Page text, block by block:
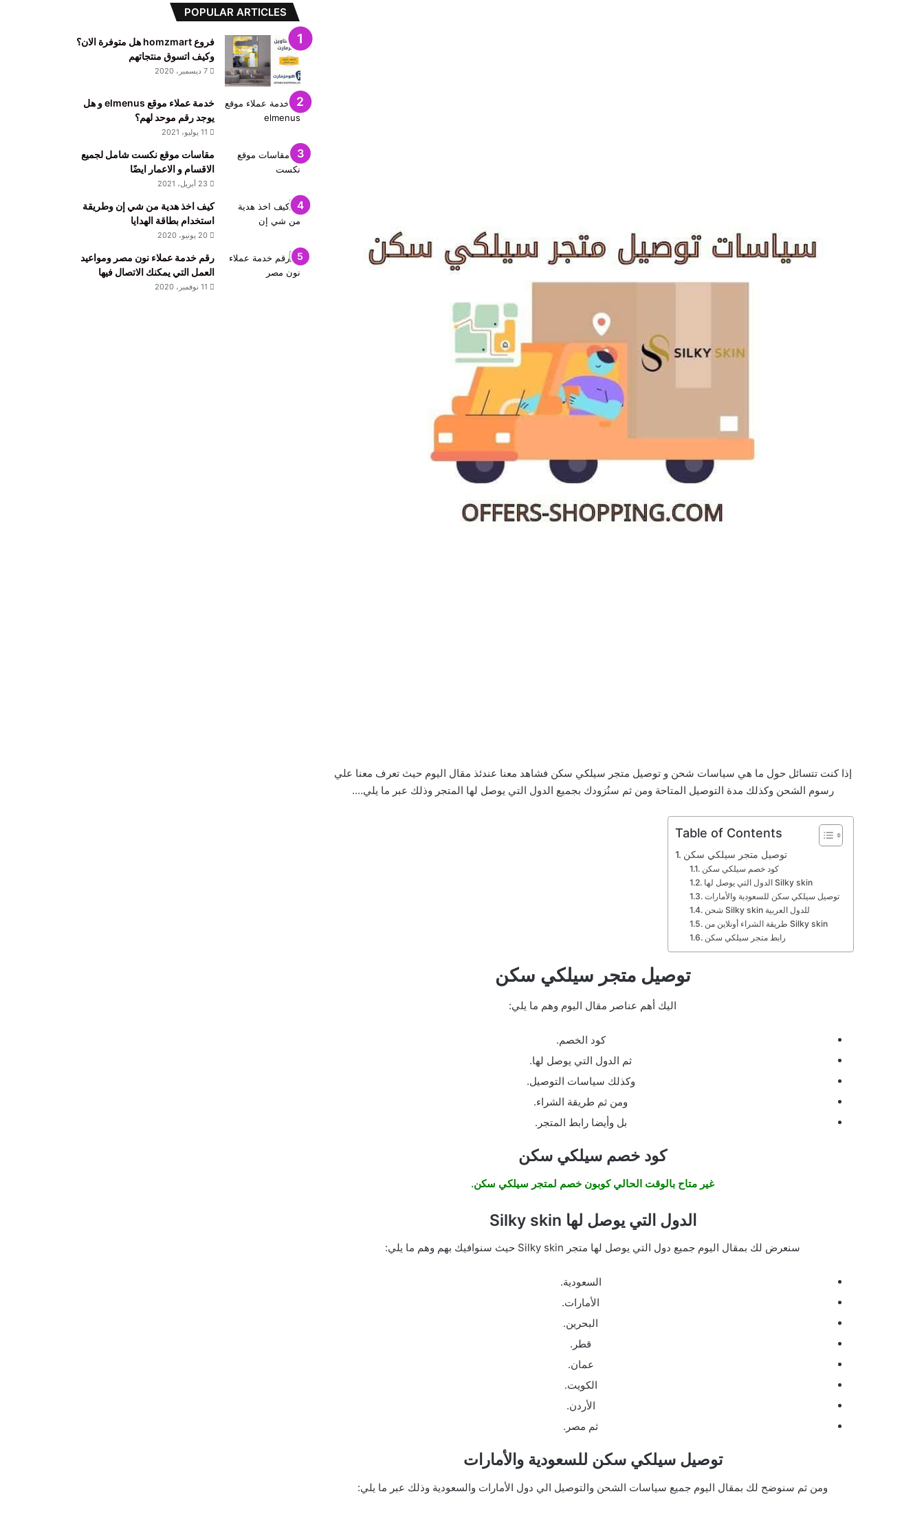
إذا كنت تتسائل حول ما هي سياسات شحن و توصيل متجر سيلكي سكن فشاهد معنا عندئذ مقال اليوم حيث تعرف معنا علي
رسوم الشحن وكذلك مدة التوصيل المتاحة ومن ثم سنُزودك بجميع الدول التي يوصل لها المتجر وذلك عبر ما يلي….
Table of Contents
توصيل متجر سيلكي سكن
كود خصم سيلكي سكن
الدول التي يوصل لها Silky skin
توصيل سيلكي سكن للسعودية والأمارات
شحن Silky skin للدول العربية
طريقة الشراء أونلاين من Silky skin
رابط متجر سيلكي سكن
توصيل متجر سيلكي سكن
اليك أهم عناصر مقال اليوم وهم ما يلي:
كود الخصم.
ثم الدول التي يوصل لها.
وكذلك سياسات التوصيل.
ومن ثم طريقة الشراء.
بل وأيضا رابط المتجر.
كود خصم سيلكي سكن
غير متاح بالوقت الحالي كوبون خصم لمتجر سيلكي سكن.
الدول التي يوصل لها Silky skin
سنعرض لك بمقال اليوم جميع دول التي يوصل لها متجر Silky skin حيث سنوافيك بهم وهم ما يلي:
السعودية.
الأمارات.
البحرين.
قطر.
عمان.
الكويت.
الأردن.
ثم مصر.
توصيل سيلكي سكن للسعودية والأمارات
ومن ثم سنوضح لك بمقال اليوم جميع سياسات الشحن والتوصيل الي دول الأمارات والسعودية وذلك عبر ما يلي:
POPULAR ARTICLES
فروع homzmart هل متوفرة الان؟
وكيف اتسوق منتجاتهم
7 ديسمبر، 2020
خدمة عملاء موقع elmenus و هل
يوجد رقم موحد لهم؟
11 يوليو، 2021
مقاسات موقع نكست شامل لجميع
الاقسام و الاعمار ايضًا
23 أبريل، 2021
كيف اخذ هدية من شي إن وطريقة
استخدام بطاقة الهدايا
20 يونيو، 2020
رقم خدمة عملاء نون مصر ومواعيد
العمل التي يمكنك الاتصال فيها
11 نوفمبر، 2020